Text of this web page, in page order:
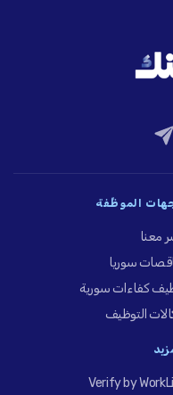
الموظِّفة
معنا
سوريا
كفاءات سورية
التوظيف
Verify by